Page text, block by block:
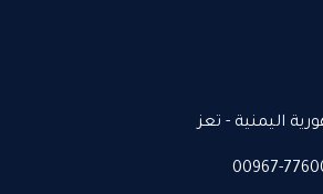
اليمنية - تعز
00967-